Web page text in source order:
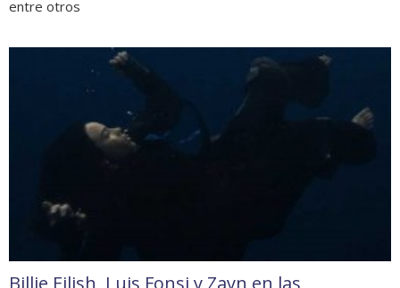
entre otros
Billie Eilish, Luis Fonsi y Zayn en las